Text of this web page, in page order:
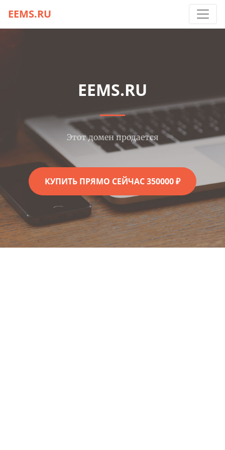
EEMS.RU
EEMS.RU
Этот домен продается
КУПИТЬ ПРЯМО СЕЙЧАС 350000 ₽